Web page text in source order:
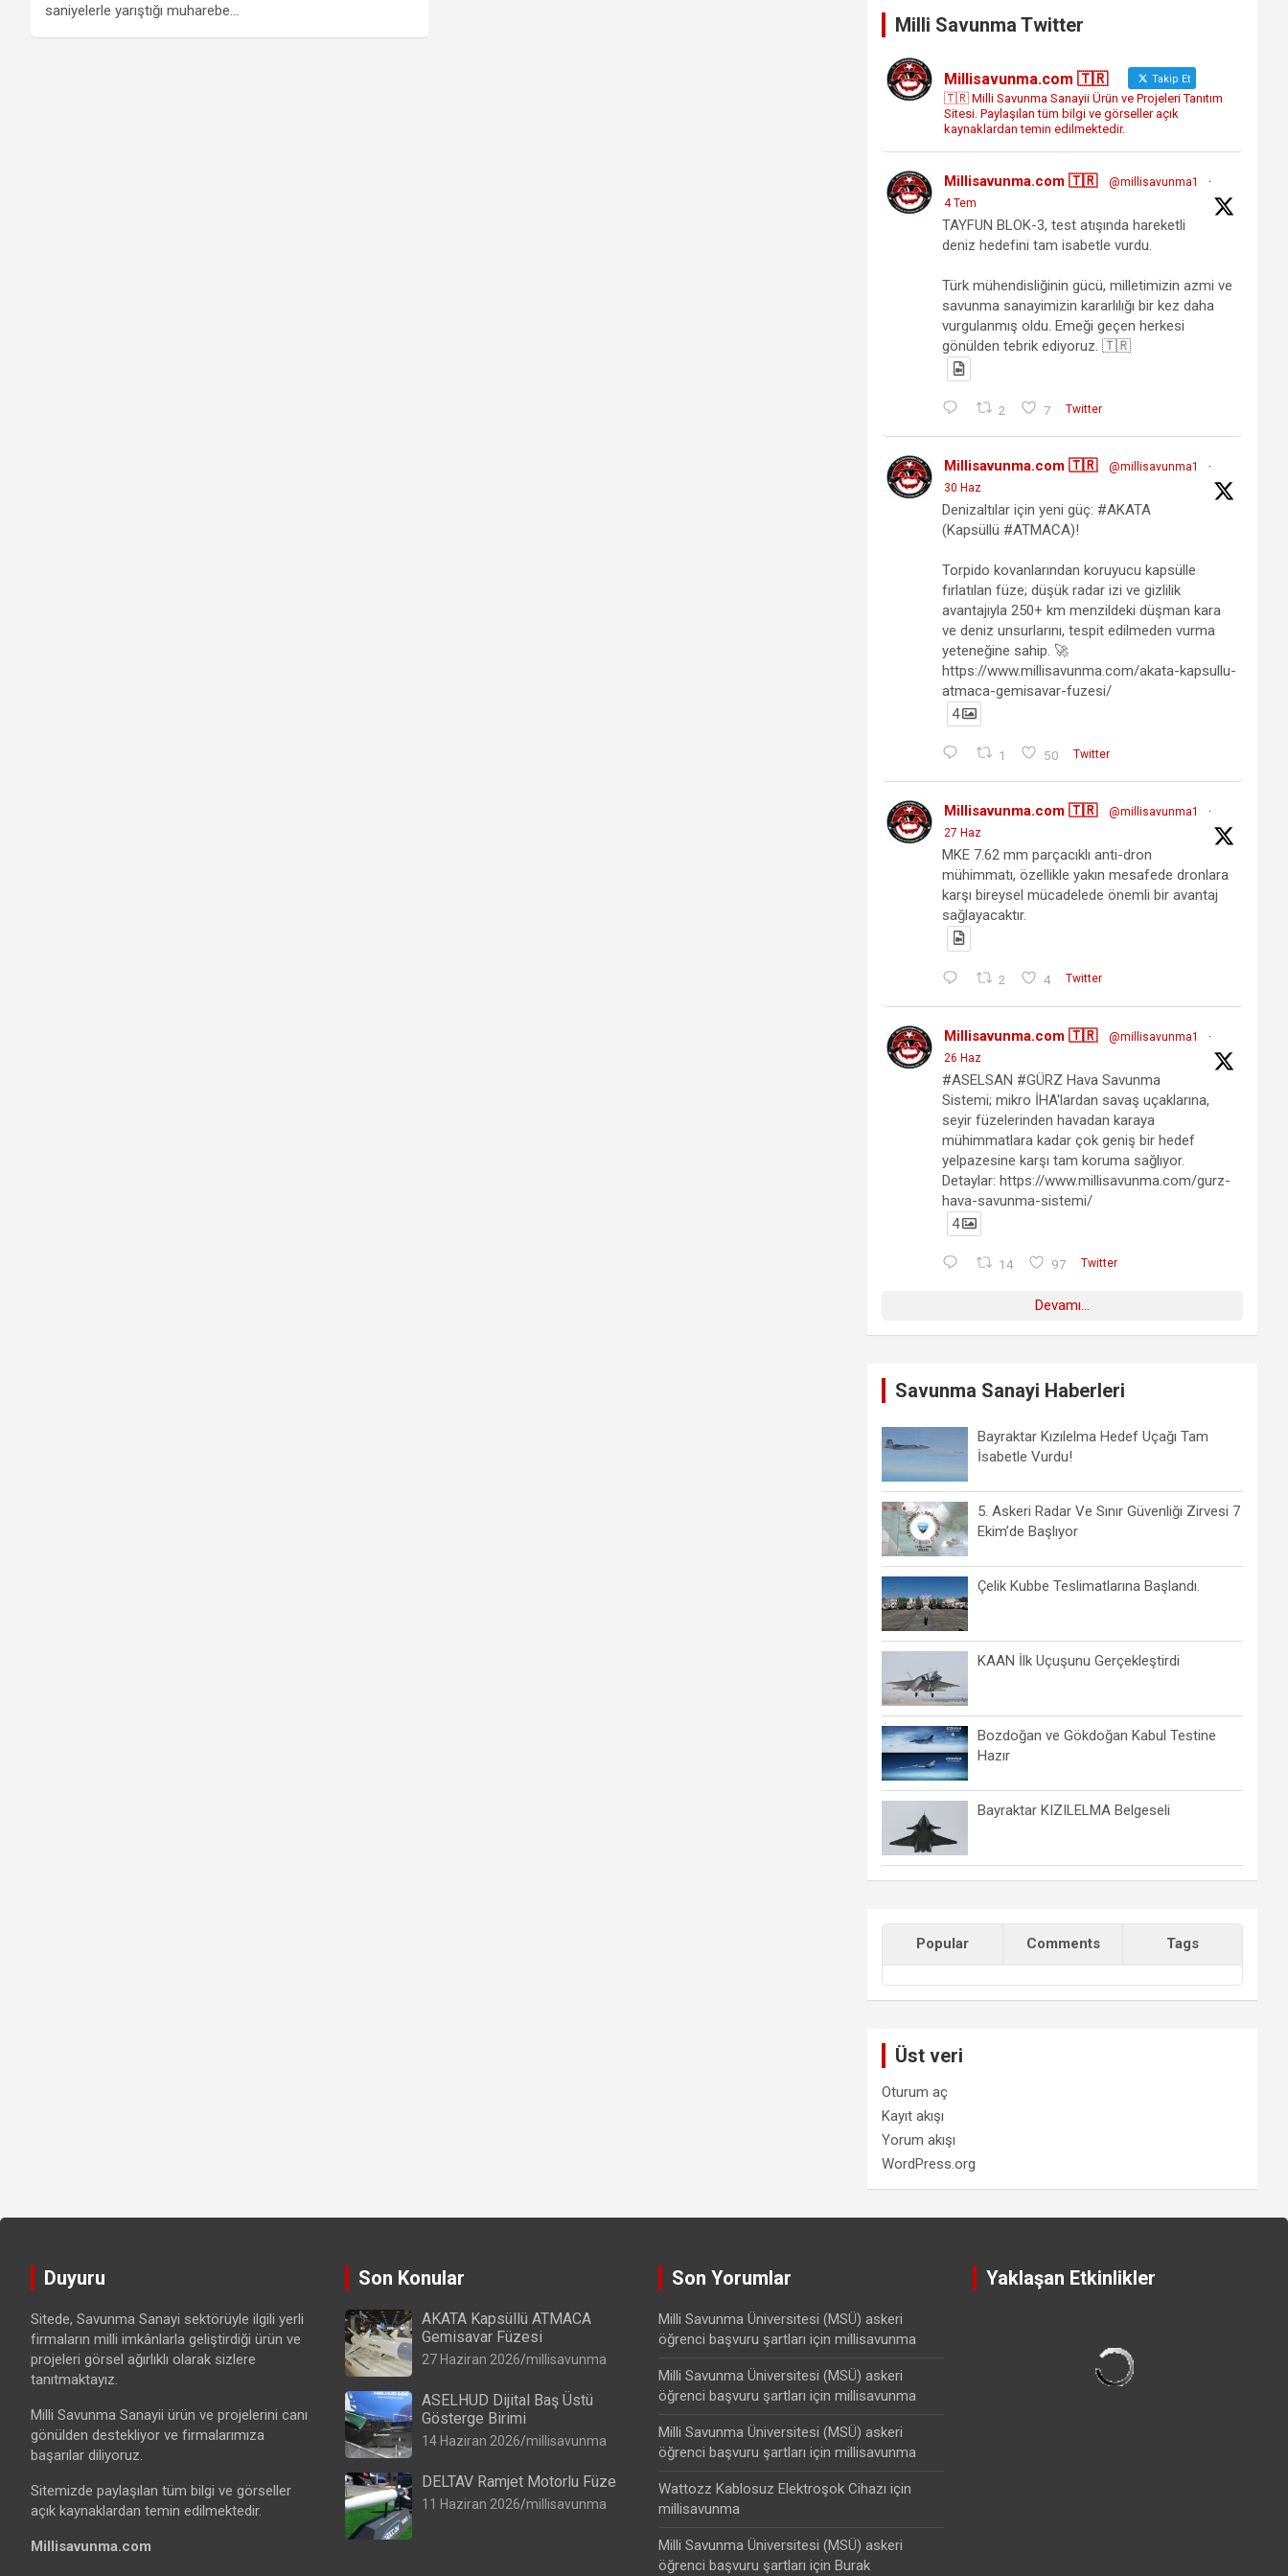
saniyelerle yarıştığı muharebe…
Milli Savunma Twitter
Millisavunma.com 🇹🇷 Takip Et
🇹🇷 Milli Savunma Sanayii Ürün ve Projeleri Tanıtım
Sitesi. Paylaşılan tüm bilgi ve görseller açık
kaynaklardan temin edilmektedir.
Millisavunma.com 🇹🇷 @millisavunma1
·
4 Tem
TAYFUN BLOK-3, test atışında hareketli
deniz hedefini tam isabetle vurdu.
Türk mühendisliğinin gücü, milletimizin azmi ve
savunma sanayimizin kararlılığı bir kez daha
vurgulanmış oldu. Emeği geçen herkesi
gönülden tebrik ediyoruz. 🇹🇷
2 7 Twitter
Millisavunma.com 🇹🇷 @millisavunma1
·
30 Haz
Denizaltılar için yeni güç: #AKATA
(Kapsüllü #ATMACA)!
Torpido kovanlarından koruyucu kapsülle
fırlatılan füze; düşük radar izi ve gizlilik
avantajıyla 250+ km menzildeki düşman kara
ve deniz unsurlarını, tespit edilmeden vurma
yeteneğine sahip. 🚀
https://www.millisavunma.com/akata-kapsullu-
atmaca-gemisavar-fuzesi/
4
1 50 Twitter
Millisavunma.com 🇹🇷 @millisavunma1
·
27 Haz
MKE 7.62 mm parçacıklı anti-dron
mühimmatı, özellikle yakın mesafede dronlara
karşı bireysel mücadelede önemli bir avantaj
sağlayacaktır.
2 4 Twitter
Millisavunma.com 🇹🇷 @millisavunma1
·
26 Haz
#ASELSAN #GÜRZ Hava Savunma
Sistemi; mikro İHA'lardan savaş uçaklarına,
seyir füzelerinden havadan karaya
mühimmatlara kadar çok geniş bir hedef
yelpazesine karşı tam koruma sağlıyor.
Detaylar: https://www.millisavunma.com/gurz-
hava-savunma-sistemi/
4
14 97 Twitter
Devamı...
Savunma Sanayi Haberleri
Bayraktar Kızılelma Hedef Uçağı Tam
İsabetle Vurdu!
5. Askeri Radar Ve Sınır Güvenliği Zirvesi 7
Ekim’de Başlıyor
Çelik Kubbe Teslimatlarına Başlandı.
KAAN İlk Uçuşunu Gerçekleştirdi
Bozdoğan ve Gökdoğan Kabul Testine
Hazır
Bayraktar KIZILELMA Belgeseli
Popular Comments Tags
Üst veri
Oturum aç
Kayıt akışı
Yorum akışı
WordPress.org
Duyuru
Sitede, Savunma Sanayi sektörüyle ilgili yerli
firmaların milli imkânlarla geliştirdiği ürün ve
projeleri görsel ağırlıklı olarak sizlere
tanıtmaktayız.
Milli Savunma Sanayii ürün ve projelerini canı
gönülden destekliyor ve firmalarımıza
başarılar diliyoruz.
Sitemizde paylaşılan tüm bilgi ve görseller
açık kaynaklardan temin edilmektedir.
Millisavunma.com
Son Konular
AKATA Kapsüllü ATMACA
Gemisavar Füzesi
27 Haziran 2026 millisavunma
ASELHUD Dijital Baş Üstü
Gösterge Birimi
14 Haziran 2026 millisavunma
DELTAV Ramjet Motorlu Füze
11 Haziran 2026 millisavunma
Son Yorumlar
Milli Savunma Üniversitesi (MSÜ) askeri
öğrenci başvuru şartları için millisavunma
Milli Savunma Üniversitesi (MSÜ) askeri
öğrenci başvuru şartları için millisavunma
Milli Savunma Üniversitesi (MSÜ) askeri
öğrenci başvuru şartları için millisavunma
Wattozz Kablosuz Elektroşok Cihazı için
millisavunma
Milli Savunma Üniversitesi (MSÜ) askeri
öğrenci başvuru şartları için Burak
Yaklaşan Etkinlikler